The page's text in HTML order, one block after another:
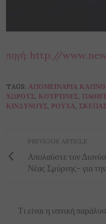
πηγή: http://
TAGS: ΑΠΟΜΕΙΝΆΡΙΑ
ΧΏΡΟΥΣ ΚΟΥΡΤΊΝΕΣ
ΚΙΝΔΎΝΟΥΣ ΡΟΎΧΑ
PREVIOUS ARTICLE
Απολαύστε τον
Νέας Σμύρνης- για
Τι είναι η υπνική